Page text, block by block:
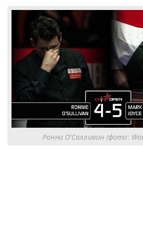
Ронни О’Салливон (фото: